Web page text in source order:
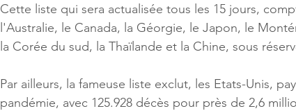
Cette liste qui sera actualisée tous les 15 jours,
l'Australie, le Canada, la Géorgie, le Japon, le
la Corée du sud, la Thaïlande et la Chine, sous
Par ailleurs, la fameuse liste exclut, les Etats-Unis,
pandémie, avec 125.928 décès pour près de 2,6